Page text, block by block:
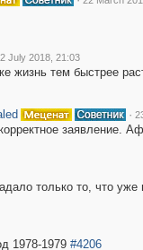
July 2018, 21:03
жизнь тем быстрее
·
заявление.
только то, что
1978-1979 #4206